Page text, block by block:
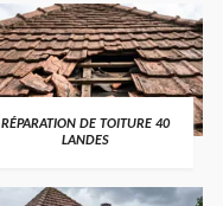
RÉPARATION DE TOITURE 40
LANDES